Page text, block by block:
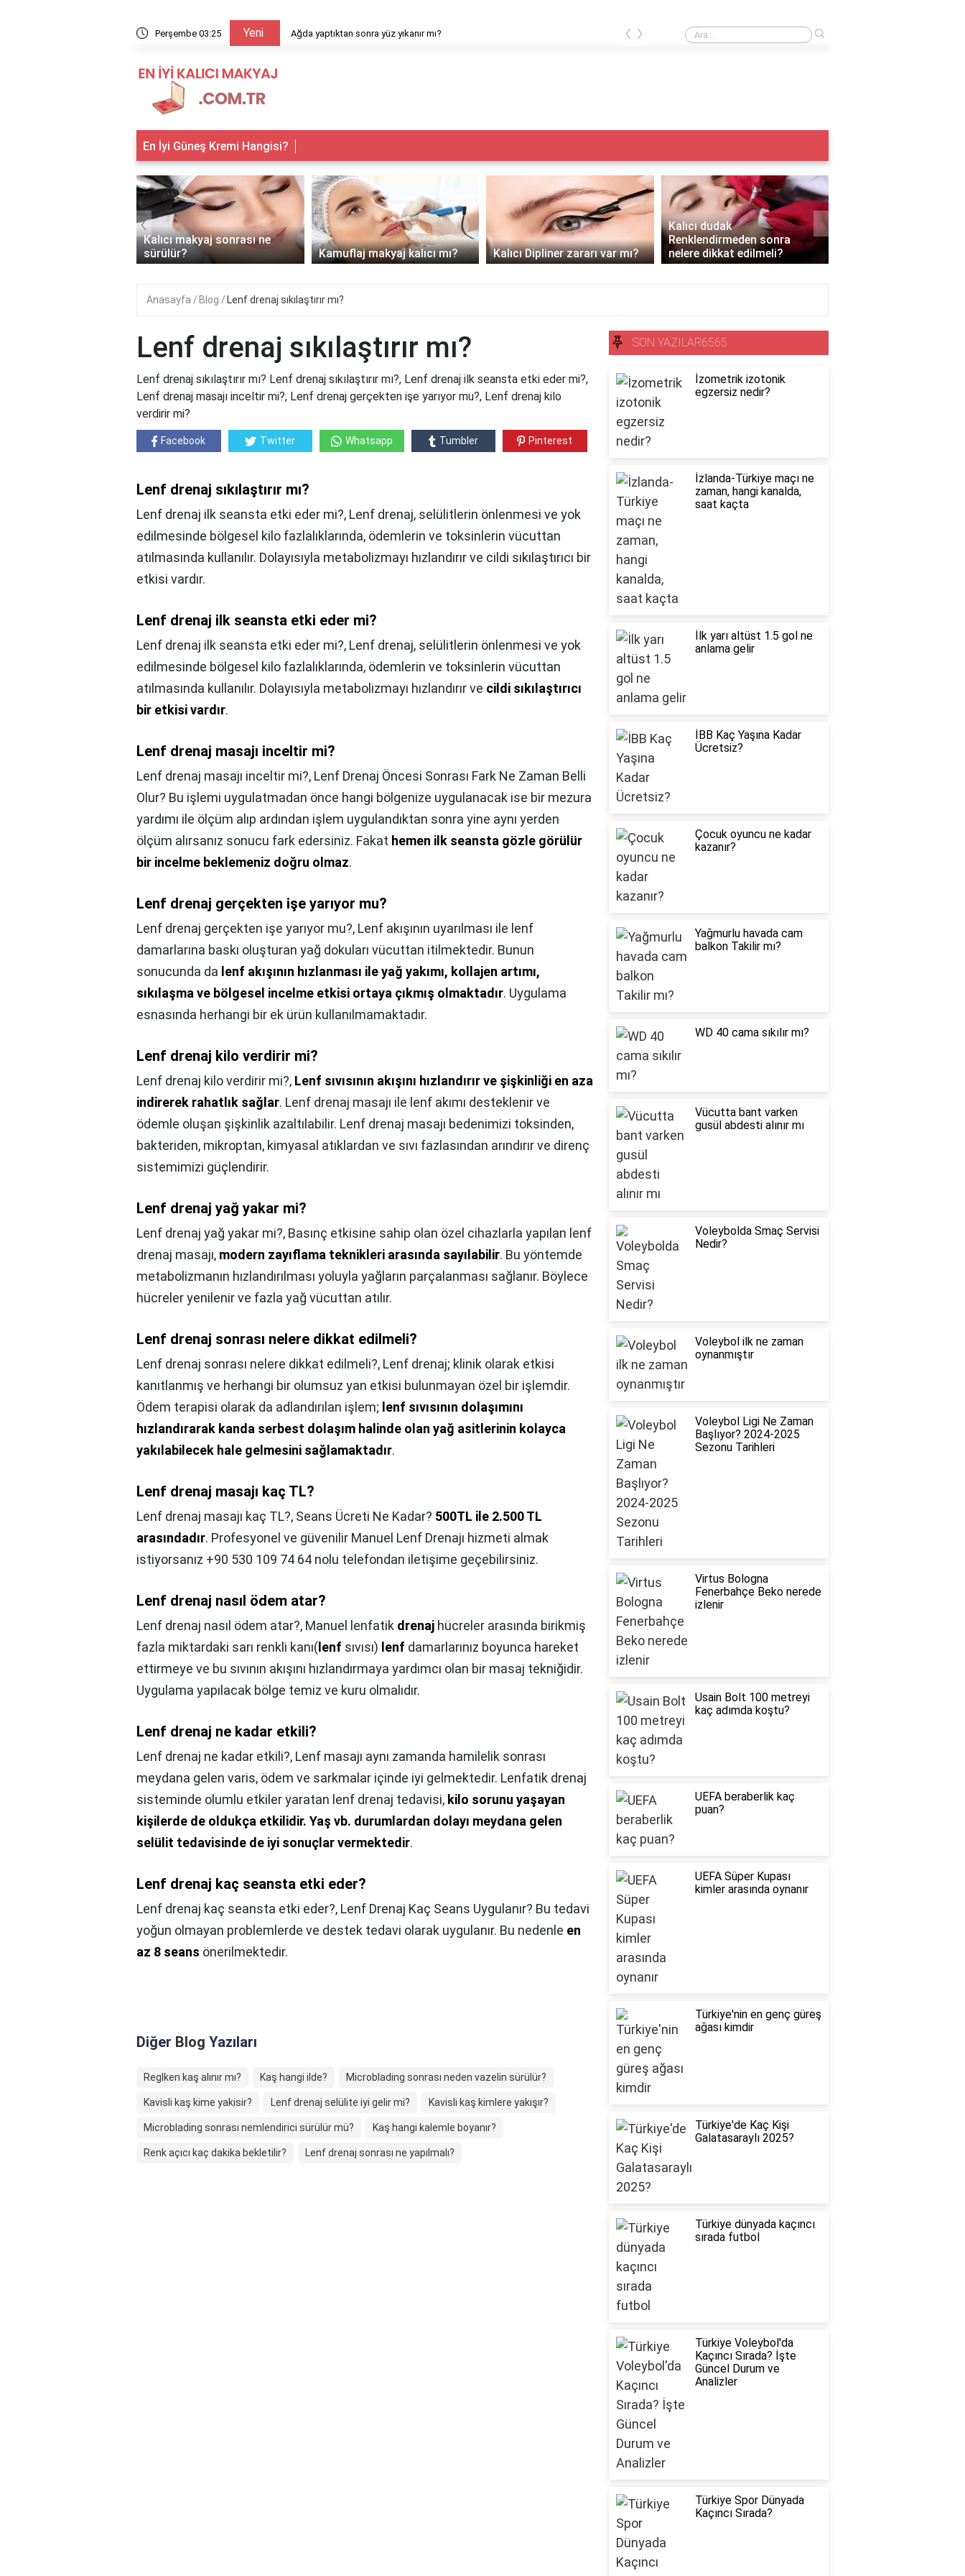
Perşembe 03:25 Yeni Ağda yaptıktan sonra yüz yıkanır mı? Iple kaş alma acıtır mı?
‹ ›
En İyi Güneş Kremi Hangisi?
Kalıcı makyaj sonrası ne
sürülür?
Kamuflaj makyaj kalıcı mı? Kalıcı Dipliner zararı var mı?
Kalıcı dudak
Renklendirmeden sonra
nelere dikkat edilmeli?
‹ ›
Anasayfa Blog Lenf drenaj sıkılaştırır mı?
Lenf drenaj sıkılaştırır mı?
Lenf drenaj sıkılaştırır mı? Lenf drenaj sıkılaştırır mı?, Lenf drenaj ilk seansta etki eder mi?,
Lenf drenaj masajı inceltir mi?, Lenf drenaj gerçekten işe yarıyor mu?, Lenf drenaj kilo
verdirir mi?
Facebook Twitter Whatsapp Tumbler Pinterest
Lenf drenaj sıkılaştırır mı?
Lenf drenaj ilk seansta etki eder mi?, Lenf drenaj, selülitlerin önlenmesi ve yok
edilmesinde bölgesel kilo fazlalıklarında, ödemlerin ve toksinlerin vücuttan
atılmasında kullanılır. Dolayısıyla metabolizmayı hızlandırır ve cildi sıkılaştırıcı bir
etkisi vardır.
Lenf drenaj ilk seansta etki eder mi?
Lenf drenaj ilk seansta etki eder mi?, Lenf drenaj, selülitlerin önlenmesi ve yok
edilmesinde bölgesel kilo fazlalıklarında, ödemlerin ve toksinlerin vücuttan
atılmasında kullanılır. Dolayısıyla metabolizmayı hızlandırır ve cildi sıkılaştırıcı
bir etkisi vardır.
Lenf drenaj masajı inceltir mi?
Lenf drenaj masajı inceltir mi?, Lenf Drenaj Öncesi Sonrası Fark Ne Zaman Belli
Olur? Bu işlemi uygulatmadan önce hangi bölgenize uygulanacak ise bir mezura
yardımı ile ölçüm alıp ardından işlem uygulandıktan sonra yine aynı yerden
ölçüm alırsanız sonucu fark edersiniz. Fakat hemen ilk seansta gözle görülür
bir incelme beklemeniz doğru olmaz.
Lenf drenaj gerçekten işe yarıyor mu?
Lenf drenaj gerçekten işe yarıyor mu?, Lenf akışının uyarılması ile lenf
damarlarına baskı oluşturan yağ dokuları vücuttan itilmektedir. Bunun
sonucunda da lenf akışının hızlanması ile yağ yakımı, kollajen artımı,
sıkılaşma ve bölgesel incelme etkisi ortaya çıkmış olmaktadır. Uygulama
esnasında herhangi bir ek ürün kullanılmamaktadır.
Lenf drenaj kilo verdirir mi?
Lenf drenaj kilo verdirir mi?, Lenf sıvısının akışını hızlandırır ve şişkinliği en aza
indirerek rahatlık sağlar. Lenf drenaj masajı ile lenf akımı desteklenir ve
ödemle oluşan şişkinlik azaltılabilir. Lenf drenaj masajı bedenimizi toksinden,
bakteriden, mikroptan, kimyasal atıklardan ve sıvı fazlasından arındırır ve direnç
sistemimizi güçlendirir.
Lenf drenaj yağ yakar mi?
Lenf drenaj yağ yakar mi?, Basınç etkisine sahip olan özel cihazlarla yapılan lenf
drenaj masajı, modern zayıflama teknikleri arasında sayılabilir. Bu yöntemde
metabolizmanın hızlandırılması yoluyla yağların parçalanması sağlanır. Böylece
hücreler yenilenir ve fazla yağ vücuttan atılır.
Lenf drenaj sonrası nelere dikkat edilmeli?
Lenf drenaj sonrası nelere dikkat edilmeli?, Lenf drenaj; klinik olarak etkisi
kanıtlanmış ve herhangi bir olumsuz yan etkisi bulunmayan özel bir işlemdir.
Ödem terapisi olarak da adlandırılan işlem; lenf sıvısının dolaşımını
hızlandırarak kanda serbest dolaşım halinde olan yağ asitlerinin kolayca
yakılabilecek hale gelmesini sağlamaktadır.
Lenf drenaj masajı kaç TL?
Lenf drenaj masajı kaç TL?, Seans Ücreti Ne Kadar? 500TL ile 2.500 TL
arasındadır. Profesyonel ve güvenilir Manuel Lenf Drenajı hizmeti almak
istiyorsanız +90 530 109 74 64 nolu telefondan iletişime geçebilirsiniz.
Lenf drenaj nasıl ödem atar?
Lenf drenaj nasıl ödem atar?, Manuel lenfatik drenaj hücreler arasında birikmiş
fazla miktardaki sarı renkli kanı( lenf sıvısı) lenf damarlarınız boyunca hareket
ettirmeye ve bu sıvının akışını hızlandırmaya yardımcı olan bir masaj tekniğidir.
Uygulama yapılacak bölge temiz ve kuru olmalıdır.
Lenf drenaj ne kadar etkili?
Lenf drenaj ne kadar etkili?, Lenf masajı aynı zamanda hamilelik sonrası
meydana gelen varis, ödem ve sarkmalar içinde iyi gelmektedir. Lenfatik drenaj
sisteminde olumlu etkiler yaratan lenf drenaj tedavisi, kilo sorunu yaşayan
kişilerde de oldukça etkilidir. Yaş vb. durumlardan dolayı meydana gelen
selülit tedavisinde de iyi sonuçlar vermektedir.
Lenf drenaj kaç seansta etki eder?
Lenf drenaj kaç seansta etki eder?, Lenf Drenaj Kaç Seans Uygulanır? Bu tedavi
yoğun olmayan problemlerde ve destek tedavi olarak uygulanır. Bu nedenle en
az 8 seans önerilmektedir.
Diğer Blog Yazıları
Reglken kaş alınır mı? Kaş hangi ilde? Microblading sonrası neden vazelin sürülür?
Kavisli kaş kime yakisir? Lenf drenaj selülite iyi gelir mi? Kavisli kaş kimlere yakışır?
Microblading sonrası nemlendirici sürülür mü? Kaş hangi kalemle boyanır?
Renk açıcı kaç dakika bekletilir? Lenf drenaj sonrası ne yapılmalı?
SON YAZILAR6565
İzometrik izotonik
egzersiz nedir?
İzlanda-Türkiye maçı ne
zaman, hangi kanalda,
saat kaçta
İlk yarı altüst 1.5 gol ne
anlama gelir
İBB Kaç Yaşına Kadar
Ücretsiz?
Çocuk oyuncu ne kadar
kazanır?
Yağmurlu havada cam
balkon Takilir mı?
WD 40 cama sıkılır mı?
Vücutta bant varken
gusül abdesti alınır mı
Voleybolda Smaç Servisi
Nedir?
Voleybol ilk ne zaman
oynanmıştır
Voleybol Ligi Ne Zaman
Başlıyor? 2024-2025
Sezonu Tarihleri
Virtus Bologna
Fenerbahçe Beko nerede
izlenir
Usain Bolt 100 metreyi
kaç adımda koştu?
UEFA beraberlik kaç
puan?
UEFA Süper Kupası
kimler arasında oynanır
Türkiye'nin en genç güreş
ağası kimdir
Türkiye'de Kaç Kişi
Galatasaraylı 2025?
Türkiye dünyada kaçıncı
sırada futbol
Türkiye Voleybol'da
Kaçıncı Sırada? İşte
Güncel Durum ve
Analizler
Türkiye Spor Dünyada
Kaçıncı Sırada?